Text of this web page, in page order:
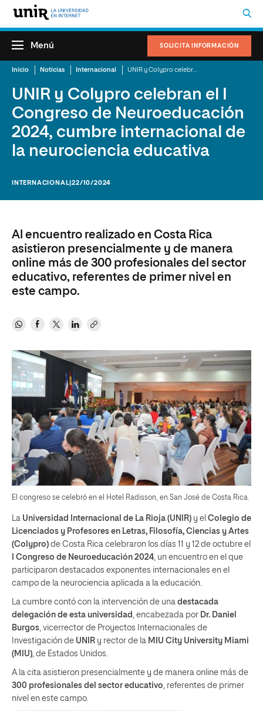
SOLICITA INFORMACIÓN
Menú
Inicio Noticias Internacional
UNIR y Colypro celebran el I
Congreso de Neuroeducación
2024, cumbre internacional de
la neurociencia educativa
INTERNACIONAL |22/10/2024
Al encuentro realizado en Costa Rica
asistieron presencialmente y de manera
online más de 300 profesionales del sector
educativo, referentes de primer nivel en
este campo.
El congreso se celebró en el Hotel Radisson, en San José de Costa Rica.
La Universidad Internacional de La Rioja (UNIR) y el Colegio de
Licenciados y Profesores en Letras, Filosofía, Ciencias y Artes
(Colypro) de Costa Rica celebraron los días 11 y 12 de octubre el
I Congreso de Neuroeducación 2024 , un encuentro en el que
participaron destacados exponentes internacionales en el
campo de la neurociencia aplicada a la educación.
La cumbre contó con la intervención de una destacada
delegación de esta universidad , encabezada por Dr. Daniel
Burgos , vicerrector de Proyectos Internacionales de
Investigación de UNIR y rector de la MIU City University Miami
(MIU) , de Estados Unidos.
A la cita asistieron presencialmente y de manera online más de
300 profesionales del sector educativo , referentes de primer
nivel en este campo.